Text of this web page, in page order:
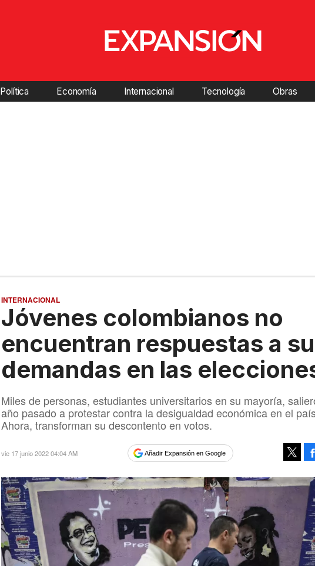
Política Economía Internacional Tecnología Obras
INTERNACIONAL
Jóvenes colombianos no
encuentran respuestas a
demandas en las
Miles de personas, estudiantes universitarios en su mayoría,
año pasado a protestar contra la desigualdad económica en el
Ahora, transforman su descontento en votos.
vie 17 junio 2022 04:04 AM Añadir Expansión en Google